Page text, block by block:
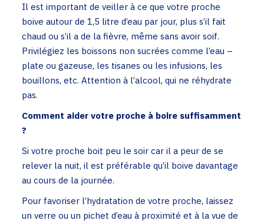
Il est important de veiller à ce que votre proche
boive autour de 1,5 litre d’eau par jour, plus s’il fait
chaud ou s’il a de la fièvre, même sans avoir soif.
Privilégiez les boissons non sucrées comme l’eau –
plate ou gazeuse, les tisanes ou les infusions, les
bouillons, etc. Attention à l’alcool, qui ne réhydrate
pas.
Comment aider votre proche à boire suffisamment
?
Si votre proche boit peu le soir car il a peur de se
relever la nuit, il est préférable qu’il boive davantage
au cours de la journée.
Pour favoriser l’hydratation de votre proche, laissez
un verre ou un pichet d’eau à proximité et à la vue de